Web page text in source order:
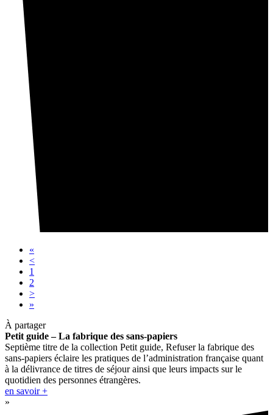
«
<
1
2
>
»
À partager
Petit guide – La fabrique des sans-papiers
Septième titre de la collection Petit guide, Refuser la fabrique des
sans-papiers éclaire les pratiques de l’administration française quant
à la délivrance de titres de séjour ainsi que leurs impacts sur le
quotidien des personnes étrangères.
en savoir +
»